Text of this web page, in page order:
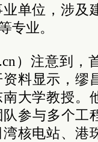
单位，涉及
专业。
）注意到
料显示，缪
大学教授。
参与多个工
核电站、港